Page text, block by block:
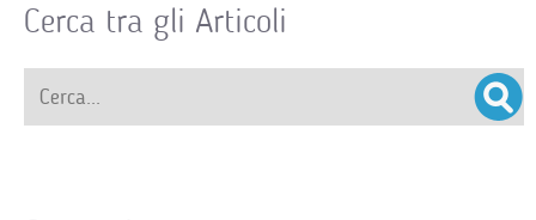
Cerca tra gli Articoli